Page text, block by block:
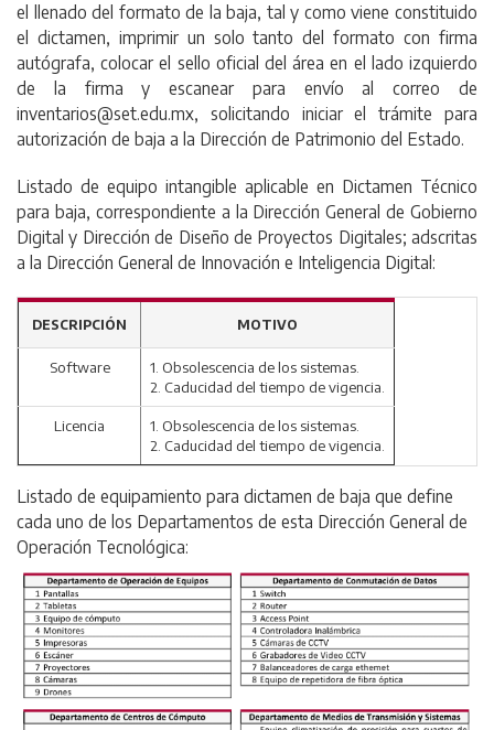
el llenado del formato de la baja, tal y como viene constituido
el dictamen, imprimir un solo tanto del formato con firma
autógrafa, colocar el sello oficial del área en el lado izquierdo
de la firma y escanear para envío al correo de
inventarios@set.edu.mx, solicitando iniciar el trámite para
autorización de baja a la Dirección de Patrimonio del Estado.
Listado de equipo intangible aplicable en Dictamen Técnico
para baja, correspondiente a la Dirección General de Gobierno
Digital y Dirección de Diseño de Proyectos Digitales; adscritas
a la Dirección General de Innovación e Inteligencia Digital:
DESCRIPCIÓN MOTIVO
Software
1. Obsolescencia de los sistemas.
2. Caducidad del tiempo de vigencia.
Licencia
1. Obsolescencia de los sistemas.
2. Caducidad del tiempo de vigencia.
Listado de equipamiento para dictamen de baja que define
cada uno de los Departamentos de esta Dirección General de
Operación Tecnológica: